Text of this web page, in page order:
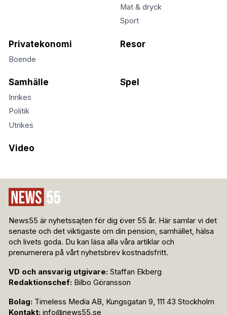
Mat & dryck
Sport
Privatekonomi
Boende
Resor
Samhälle
Inrikes
Politik
Utrikes
Spel
Video
News55 är nyhetssajten för dig över 55 år. Här samlar vi det
senaste och det viktigaste om din pension, samhället, hälsa
och livets goda. Du kan läsa alla våra artiklar och
prenumerera på vårt nyhetsbrev kostnadsfritt.
VD och ansvarig utgivare: Staffan Ekberg
Redaktionschef: Bilbo Göransson
Bolag: Timeless Media AB, Kungsgatan 9, 111 43 Stockholm
Kontakt: info@news55.se